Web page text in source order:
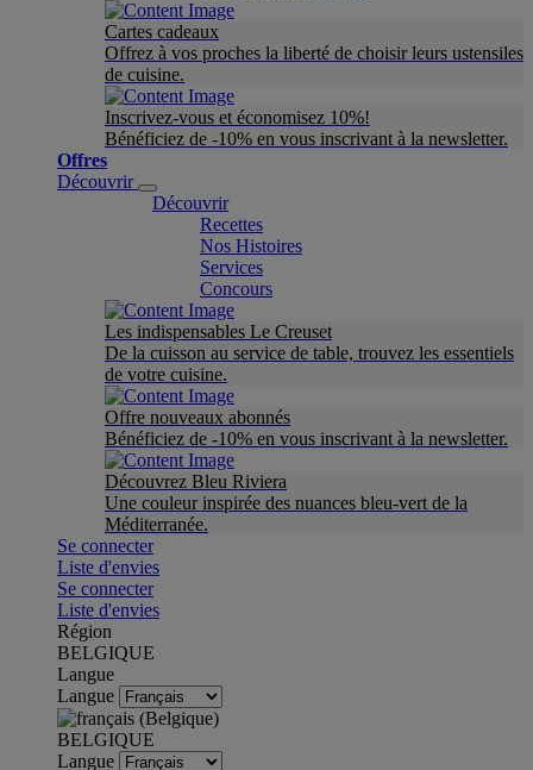
Cartes cadeaux
Offrez à vos proches la liberté de choisir leurs ustensiles
de cuisine.
Inscrivez-vous et économisez 10%!
Bénéficiez de -10% en vous inscrivant à la newsletter.
Offres
Découvrir
Découvrir
Recettes
Nos Histoires
Services
Concours
Les indispensables Le Creuset
De la cuisson au service de table, trouvez les essentiels
de votre cuisine.
Offre nouveaux abonnés
Bénéficiez de -10% en vous inscrivant à la newsletter.
Découvrez Bleu Riviera
Une couleur inspirée des nuances bleu-vert de la
Méditerranée.
Se connecter
Liste d'envies
Se connecter
Liste d'envies
Région
BELGIQUE
Langue
Langue
BELGIQUE
Langue